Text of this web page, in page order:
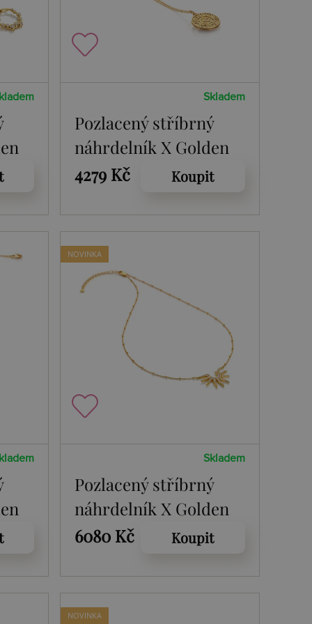
Skladem
Pozlacený stříbrný
náhrdelník X Golden
Edit Athena DP1104
4279 Kč Koupit
NOVINKA
Skladem
Pozlacený stříbrný
náhrdelník X Golden
Edit SOL DN237
6080 Kč Koupit
NOVINKA